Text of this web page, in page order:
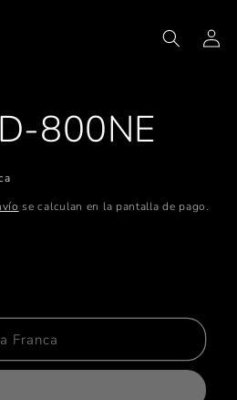
Iniciar
sesión
800NE
se calculan en la pantalla de pago.
Franca